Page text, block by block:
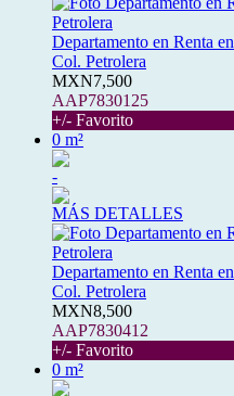
Departamento en Renta
Col. Petrolera
MXN7,500
AAP7830125
+/- Favorito
0 m²
-
MÁS DETALLES
Departamento en Renta
Col. Petrolera
MXN8,500
AAP7830412
+/- Favorito
0 m²